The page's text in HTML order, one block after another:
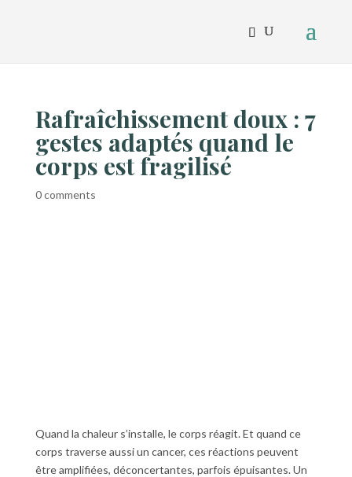
Rafraîchissement doux : 7
gestes adaptés quand le
corps est fragilisé
0 comments
Quand la chaleur s’installe, le corps réagit. Et quand ce
corps traverse aussi un cancer, ces réactions peuvent
être amplifiées, déconcertantes, parfois épuisantes. Un